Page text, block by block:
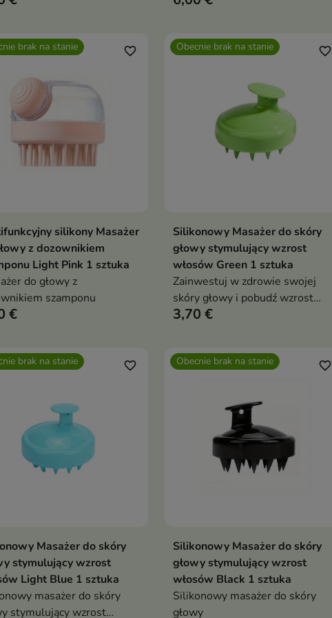
brak na stanie
Pokaż szczegóły
favorite_border
silikony Masażer
z dozownikiem
Light Pink 1 sztuka
do głowy z
szamponu
€
Obecnie brak na stanie
Pokaż szczegóły
favorite_border
Silikonowy Masażer do skóry
głowy stymulujący wzrost
włosów Green 1 sztuka
Zainwestuj w zdrowie swojej
skóry głowy i pobudź wzrost
włosów z Silikonowym
3,70 €
brak na stanie
Pokaż szczegóły
favorite_border
Masażer do skóry
stymulujący wzrost
Light Blue 1 sztuka
masażer do skóry
stymulujący wzrost
Obecnie brak na stanie
Pokaż szczegóły
favorite_border
Silikonowy Masażer do skóry
głowy stymulujący wzrost
włosów Black 1 sztuka
Silikonowy masażer do skóry
głowy